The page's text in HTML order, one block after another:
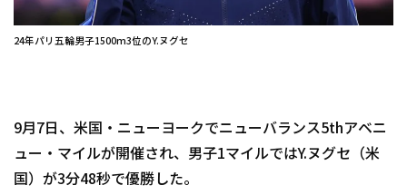
24年パリ五輪男子1500m3位のY.ヌグセ
9月7日、米国・ニューヨークでニューバランス5thアベニ
ュー・マイルが開催され、男子1マイルではY.ヌグセ（米
国）が3分48秒で優勝した。